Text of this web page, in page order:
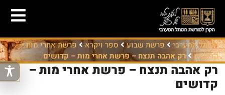
הכותל המערבי פרשת שבוע ספר ויקרא
פרשת אחרי מות –
קדושים
רק אהבה תנצח – פרשת אחרי מות – קדושים
רק אהבה תנצח – פרשת אחרי מות –
קדושים